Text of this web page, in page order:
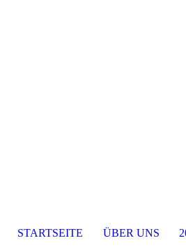
STARTSEITE ÜBER UNS